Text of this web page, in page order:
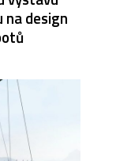
na design